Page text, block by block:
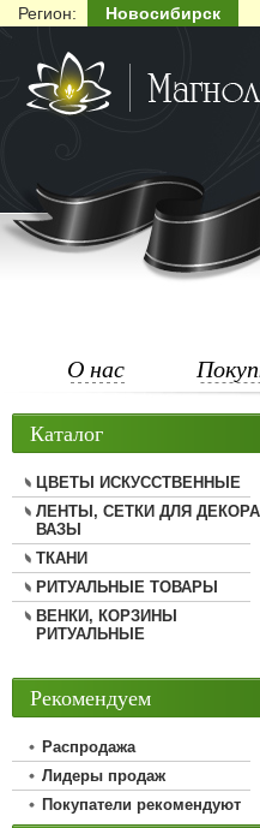
Регион: Новосибирск
О нас
Каталог
ЦВЕТЫ ИСКУССТВЕННЫЕ
ЛЕНТЫ, СЕТКИ ДЛЯ
ВАЗЫ
ТКАНИ
РИТУАЛЬНЫЕ ТОВАРЫ
ВЕНКИ, КОРЗИНЫ
РИТУАЛЬНЫЕ
Рекомендуем
Распродажа
Лидеры продаж
Покупатели рекомендуют